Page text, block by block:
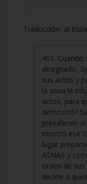
Traducción al
401. Cuando
designado,
sus actos y
la asna le
actos, para
demostró?
prevalecen
mostró ese
lugar
ASNAS y
orden de
decirle a